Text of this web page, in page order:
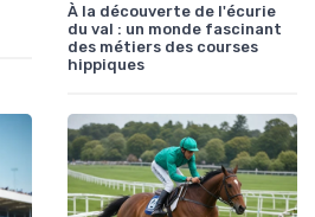
À la découverte de l'écurie
du val : un monde fascinant
des métiers des courses
hippiques